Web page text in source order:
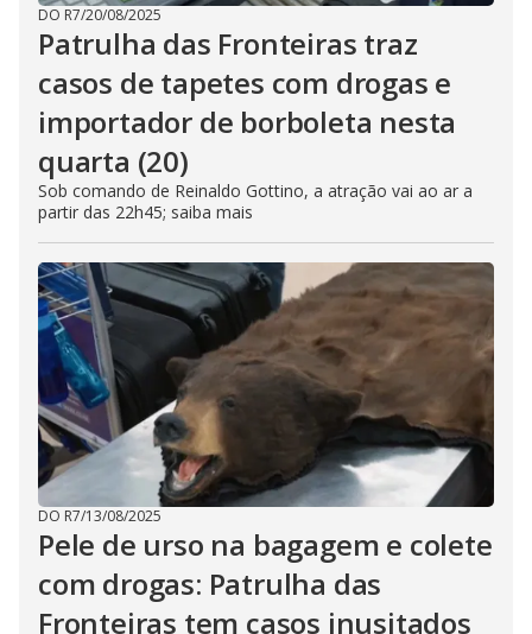
DO R7/20/08/2025
Patrulha das Fronteiras traz
casos de tapetes com drogas e
importador de borboleta nesta
quarta (20)
Sob comando de Reinaldo Gottino, a atração vai ao ar a
partir das 22h45; saiba mais
DO R7/13/08/2025
Pele de urso na bagagem e colete
com drogas: Patrulha das
Fronteiras tem casos inusitados